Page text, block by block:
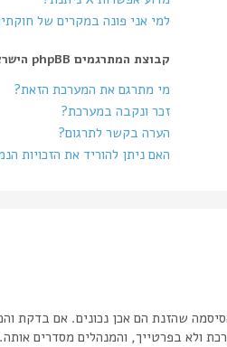
למי אני פונה במקרים של
קבוצת המתרגמים phpBB הישראלי
מי מתרגם את המערכת הזאת?
זכר ונקבה במערכת?
הערה בקשר לתרגום?
האם ניתן להוריד את הזכויות
שהזנת הם אכן נכונים. אם בדקת
ולא בפרטייך, והמנהלים מסדרים אותה.